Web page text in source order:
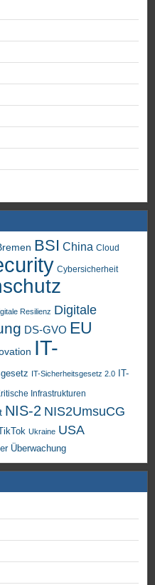
BSI China Cloud
Cybersicherheit
Resilienz Digitale
DS-GVO EU
IT-
IT-Sicherheitsgesetz 2.0
IT-
Infrastrukturen
NIS-2 NIS2UmsuCG
Ukraine USA
Überwachung